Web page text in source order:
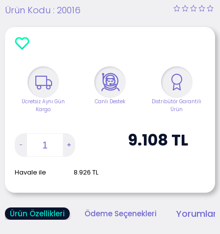
Ürün Kodu : 20016
Ücretsiz Aynı Gün
Kargo
Canlı Destek
Distribütör Garantili
Ürün
9.108 TL
Havale ile 8.926 TL
Ürün Özellikleri Ödeme Seçenekleri